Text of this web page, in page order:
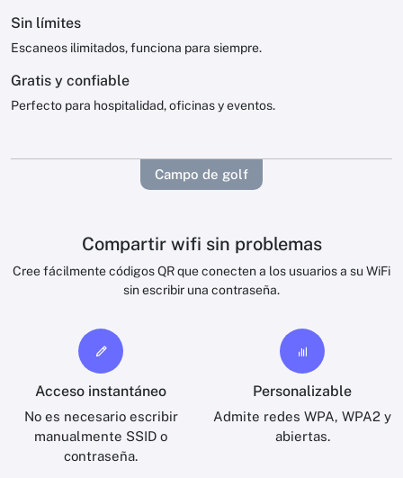
Sin límites
Escaneos ilimitados, funciona para siempre.
Gratis y confiable
Perfecto para hospitalidad, oficinas y eventos.
Campo de golf
Compartir wifi sin problemas
Cree fácilmente códigos QR que conecten a los usuarios a su WiFi
sin escribir una contraseña.
Acceso instantáneo
No es necesario escribir
manualmente SSID o
contraseña.
Personalizable
Admite redes WPA, WPA2 y
abiertas.